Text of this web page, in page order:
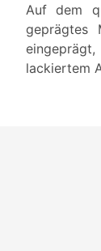
Auf dem
geprägtes
eingeprägt,
lackiertem